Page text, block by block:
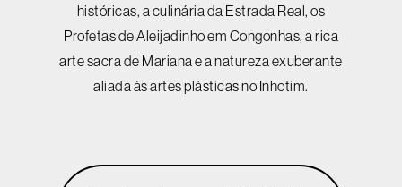
históricas, a culinária da Estrada Real, os
Profetas de Aleijadinho em Congonhas, a rica
arte sacra de Mariana e a natureza exuberante
aliada às artes plásticas no Inhotim.